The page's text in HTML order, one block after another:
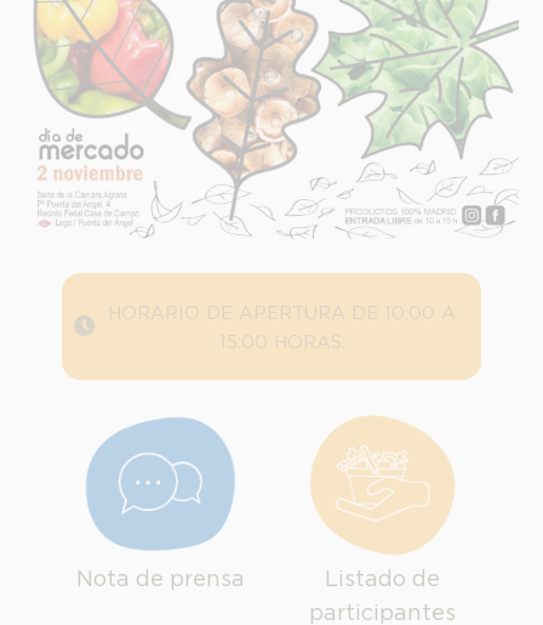
HORARIO DE APERTURA DE 10:00 A
15:00 HORAS.
Nota de prensa
Listado de
participantes